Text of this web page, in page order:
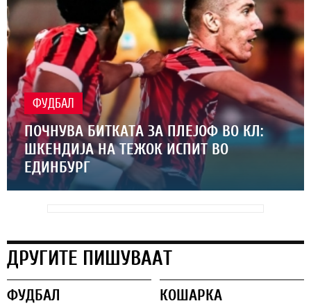
ФУДБАЛ
ПОЧНУВА БИТКАТА ЗА ПЛЕЈОФ ВО КЛ:
ШКЕНДИЈА НА ТЕЖОК ИСПИТ ВО
ЕДИНБУРГ
ДРУГИТЕ ПИШУВААТ
ФУДБАЛ КОШАРКА